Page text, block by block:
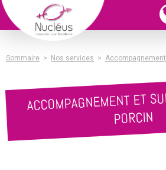
Sommaire > Nos services >
ACCOMPAGNEMENT ET
PORCIN